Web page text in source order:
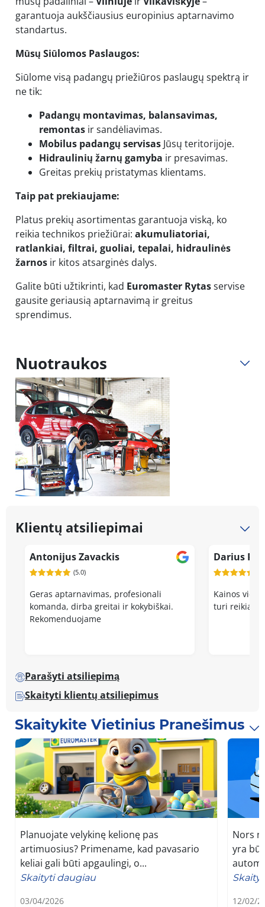
garantuoja aukščiausius europinius aptarnavimo
standartus.
Mūsų Siūlomos Paslaugos:
Siūlome visą padangų priežiūros paslaugų spektrą ir
ne tik:
Padangų montavimas, balansavimas,
remontas ir sandėliavimas.
Mobilus padangų servisas Jūsų teritorijoje.
Hidraulinių žarnų gamyba ir presavimas.
Greitas prekių pristatymas klientams.
Taip pat prekiaujame:
Platus prekių asortimentas garantuoja viską, ko
reikia technikos priežiūrai: akumuliatoriai,
ratlankiai, filtrai, guoliai, tepalai, hidraulinės
žarnos ir kitos atsarginės dalys.
Galite būti užtikrinti, kad Euromaster Rytasservise
gausite geriausią aptarnavimą ir greitus
sprendimus.
Nuotraukos
Klientų atsiliepimai
Antonijus Zavackis
(5.0)
Geras aptarnavimas, profesionali
komanda, dirba greitai ir kokybiškai.
Rekomenduojame
Darius
Kainos
turi
Parašyti atsiliepimą
Skaityti klientų atsiliepimus
Skaitykite Vietinius Pranešimus
Planuojate velykinę kelionę pas
artimuosius? Primename, kad pavasario
keliai gali būti apgaulingi, o...
Skaityti daugiau
03/04/2026
Nors
yra
12/02/